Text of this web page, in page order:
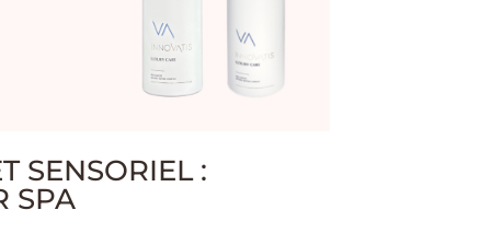
SENSORIEL :
SPA